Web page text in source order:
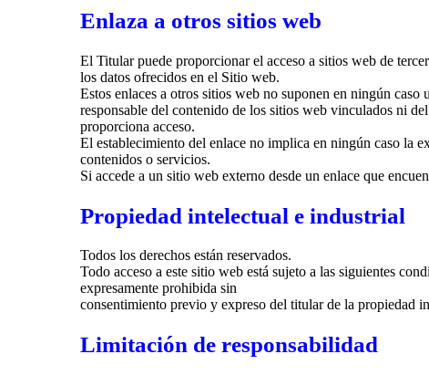
Enlaza a otros sitios web
El Titular puede proporcionar el acceso a sitios web de
los datos ofrecidos en el Sitio web.
Estos enlaces a otros sitios web no suponen en ningún
responsable del contenido de los sitios web vinculados ni
proporciona acceso.
El establecimiento del enlace no implica en ningún caso la
contenidos o servicios.
Si accede a un sitio web externo desde un enlace que
Propiedad intelectual e industrial
Todos los derechos están reservados.
Todo acceso a este sitio web está sujeto a las siguientes
expresamente prohibida sin
consentimiento previo y expreso del titular de la propiedad
Limitación de responsabilidad